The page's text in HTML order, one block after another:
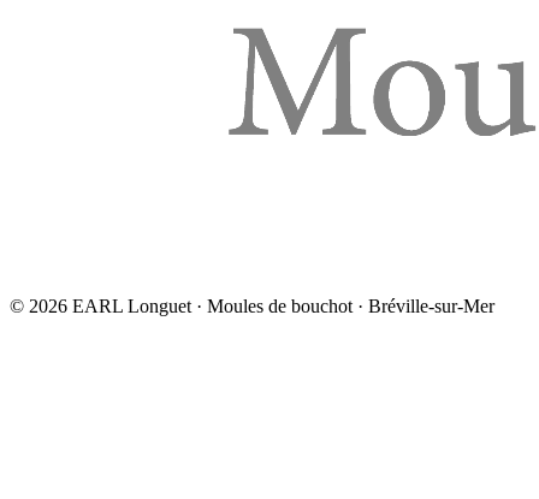
© 2026 EARL Longuet · Moules de bouchot · Bréville-sur-Mer